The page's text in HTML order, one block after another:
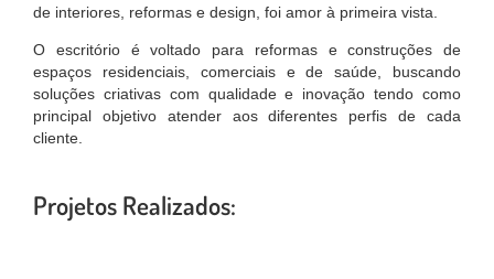
de interiores, reformas e design, foi amor à primeira vista.
O escritório é voltado para reformas e construções de
espaços residenciais, comerciais e de saúde, buscando
soluções criativas com qualidade e inovação tendo como
principal objetivo atender aos diferentes perfis de cada
cliente.
Projetos Realizados: